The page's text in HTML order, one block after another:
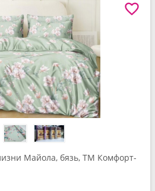
Майола, бязь, ТМ Комфорт-